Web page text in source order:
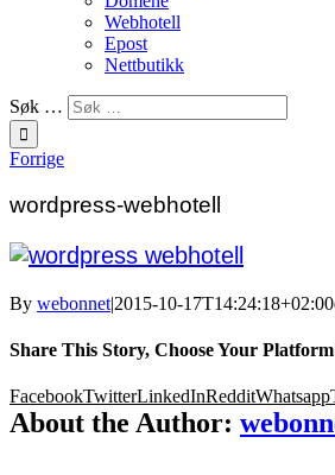
Webhotell
Epost
Nettbutikk
Søk …
Forrige
wordpress-webhotell
By webonnet|2015-10-17T14:24:18+02:00
Share This Story, Choose Your
FacebookTwitterLinkedInRedditWhatsapp
About the Author: